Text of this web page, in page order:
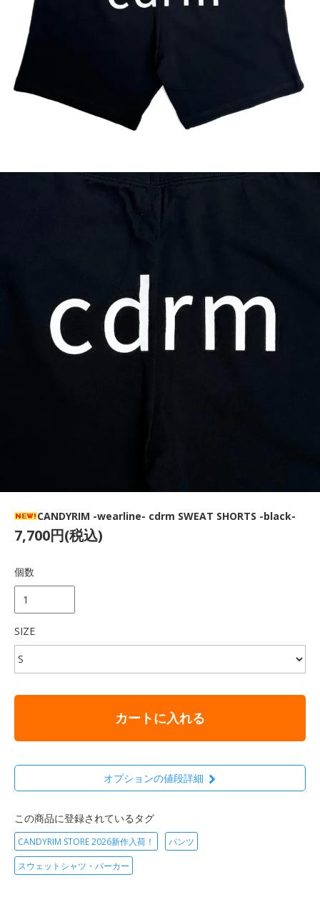
CANDYRIM -wearline- cdrm SWEAT SHORTS -black-
7,700円(税込)
個数
SIZE
カートに入れる
オプションの値段詳細
この商品に登録されているタグ
CANDYRIM STORE 2026新作入荷！
パンツ
スウェットシャツ・パーカー